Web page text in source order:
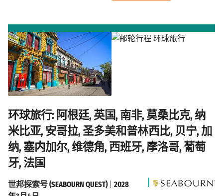
环球旅行: 阿根廷, 英国, 南非, 莫桑比克, 纳
米比亚, 安哥拉, 圣多美和普林西比, 贝宁, 加
纳, 塞内加尔, 维德角, 西班牙, 摩洛哥, 葡萄
牙, 法国
世邦探索号 (SEABOURN QUEST)| 2028